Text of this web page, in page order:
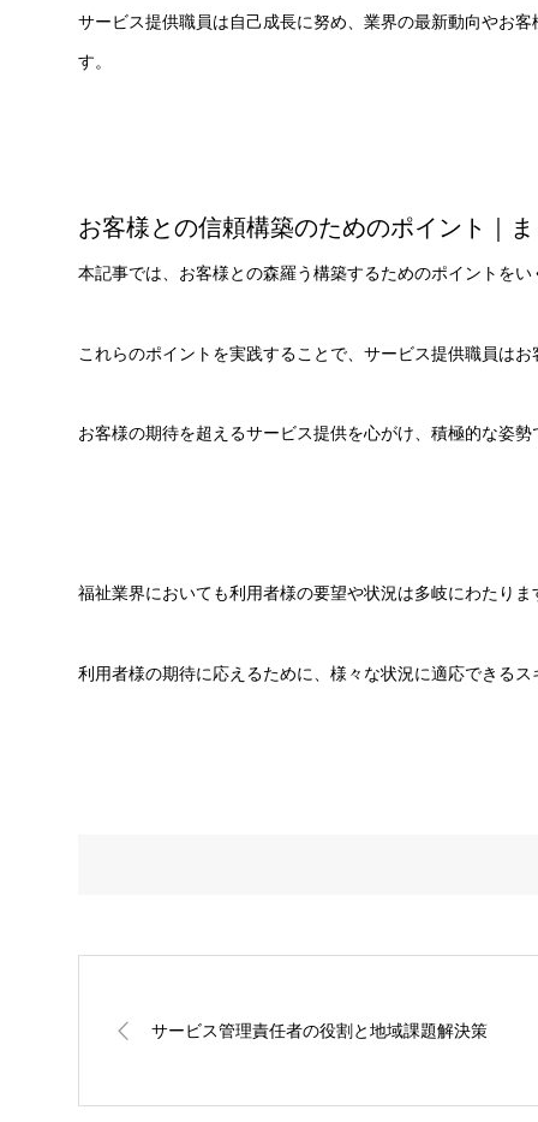
サービス提供職員は自己成長に努め、業界の最新動向やお
す。
お客様との信頼構築のためのポイント｜
本記事では、お客様との森羅う構築するためのポイントを
これらのポイントを実践することで、サービス提供職員は
お客様の期待を超えるサービス提供を心がけ、積極的な姿
福祉業界においても利用者様の要望や状況は多岐にわたり
利用者様の期待に応えるために、様々な状況に適応できる
サービス管理責任者の役割と地域課題解決策